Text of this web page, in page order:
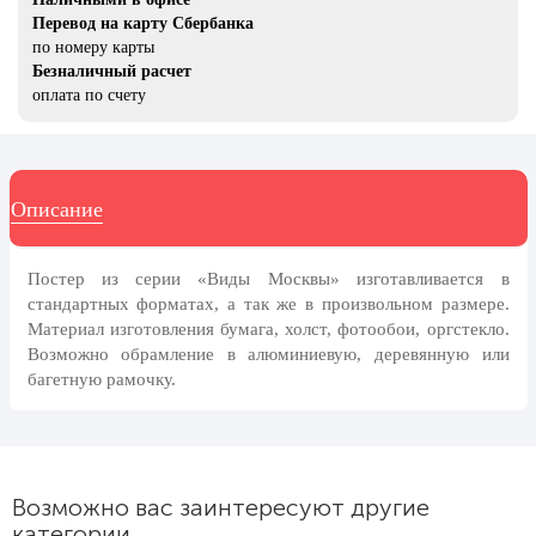
8 марта, Международный женский
день
27 марта, День театра
1 апреля, День смеха
благоустройству
День геолога (первое воскресенье
Светлая Пасха
12 апреля, День космонавтики
18 апреля, Дни исторического и
культурного наследия
9 мая, День Победы
Перевод на карту Сбербанка
по номеру карты
Безналичный расчет
оплата по счету
Описание
Постер из серии «Виды Москвы» изготавливается в
стандартных форматах, а так же в произвольном размере.
Материал изготовления бумага, холст, фотообои, оргстекло.
Возможно обрамление в алюминиевую, деревянную или
багетную рамочку.
Возможно вас заинтересуют другие